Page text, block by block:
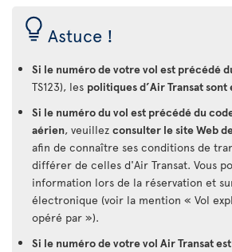
Astuce !
Si le numéro de votre vol est précédé
TS123), les politiques d’Air Transat sont
Si le numéro du vol est précédé du
aérien, veuillez consulter le site Web
afin de connaître ses conditions de
différer de celles d'Air Transat. Vous
information lors de la réservation et
électronique (voir la mention « Vol
opéré par »).
Si le numéro de votre vol Air Transat